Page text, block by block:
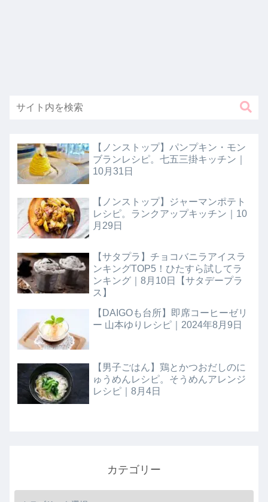
【ノンストップ】パンプキン・モン
ブランレシピ。七五三掛キッチン｜
10月31日
【ノンストップ】ジャーマンポテト
レシピ。ランクアップキッチン｜10
月29日
【サタプラ】チョコバニラアイスラ
ンキングTOP5！ひたすら試してラ
ンキング｜8月10日【サタデープラ
ス】
【DAIGOも台所】即席コーヒーゼリ
ー 山本ゆりレシピ｜2024年8月9日
【男子ごはん】鶏とかつおだしのに
ゅうめんレシピ。そうめんアレンジ
レシピ｜8月4日
カテゴリー